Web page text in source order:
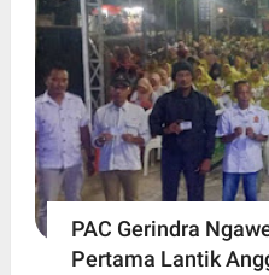
PAC Gerindra
Pertama Lantik